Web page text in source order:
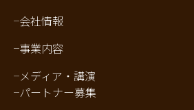
会社情報
事業内容
メディア・講演
パートナー募集